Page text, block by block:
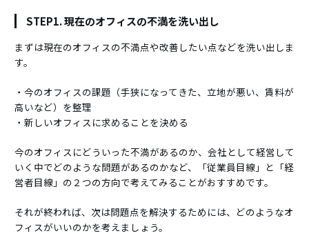
STEP1. 現在のオフィスの不満を洗い出し
まずは現在のオフィスの不満点や改善したい点などを洗い出しま
す。
・今のオフィスの課題（手狭になってきた、立地が悪い、賃料が
高いなど）を整理
・新しいオフィスに求めることを決める
今のオフィスにどういった不満があるのか、会社として経営して
いく中でどのような問題があるのかなど、「従業員目線」と「経
営者目線」の２つの方向で考えてみることがおすすめです。
それが終われば、次は問題点を解決するためには、どのようなオ
フィスがいいのかを考えましょう。